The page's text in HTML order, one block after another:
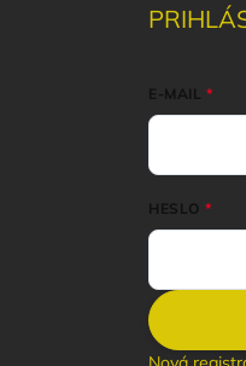
E-MAIL
HESLO